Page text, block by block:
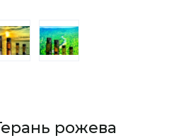
рожева